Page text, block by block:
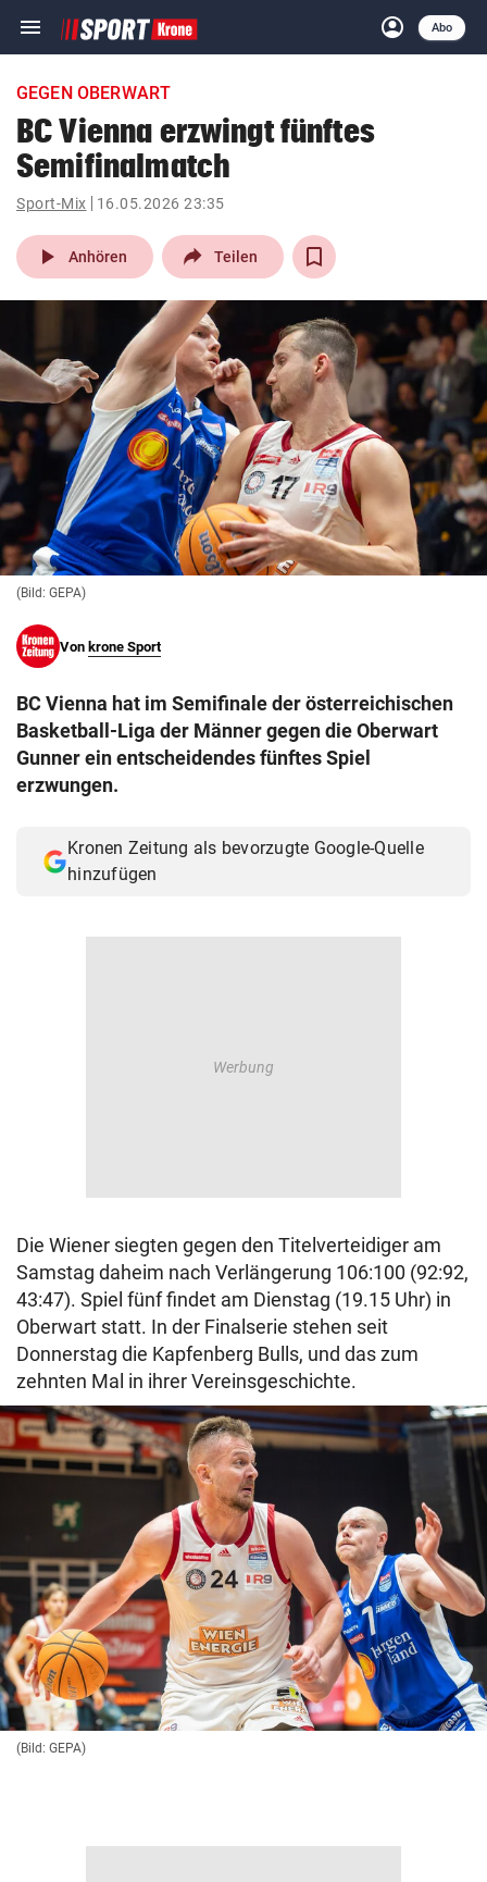
menu Navigation
ein-/ausklappen
account_circle
Anmelden
Abo
close Schließen
account_circle Anmelden
pin_drop
Wien arrow_right
bookmark
search
Suchbegriff
eingeben
© Krone Multimedia GmbH & Co KG 2026
Muthgasse 2, 1190 Wien
GEGEN OBERWART
BC Vienna erzwingt fünftes
Semifinalmatch
Sport-Mix 16.05.2026 23:35
play_arrow Anhören Teilen
(Bild: GEPA)
Von krone Sport
BC Vienna hat im Semifinale der österreichischen
Basketball-Liga der Männer gegen die Oberwart
Gunner ein entscheidendes fünftes Spiel
erzwungen.
Kronen Zeitung als bevorzugte Google-Quelle
hinzufügen
Die Wiener siegten gegen den Titelverteidiger am
Samstag daheim nach Verlängerung 106:100 (92:92,
43:47). Spiel fünf findet am Dienstag (19.15 Uhr) in
Oberwart statt. In der Finalserie stehen seit
Donnerstag die Kapfenberg Bulls, und das zum
zehnten Mal in ihrer Vereinsgeschichte.
(Bild: GEPA)